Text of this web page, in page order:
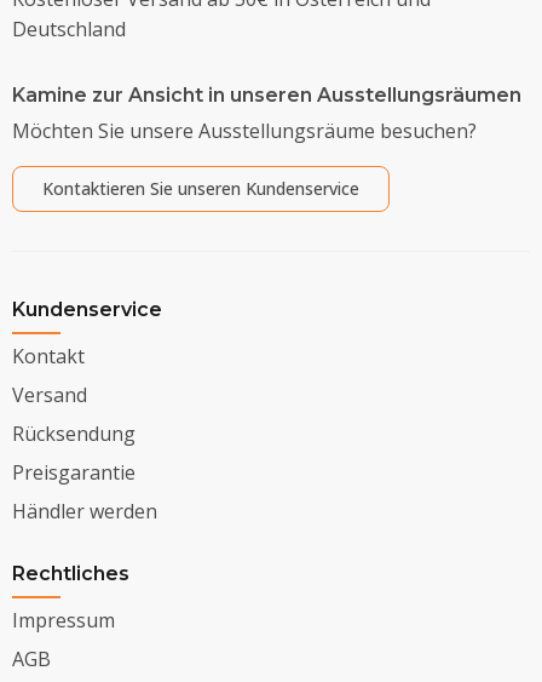
Deutschland
Kamine zur Ansicht in unseren Ausstellungsräumen
Möchten Sie unsere Ausstellungsräume besuchen?
Kontaktieren Sie unseren Kundenservice
Kundenservice
Kontakt
Versand
Rücksendung
Preisgarantie
Händler werden
Rechtliches
Impressum
AGB